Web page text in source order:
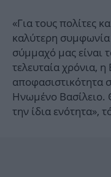
«Για τους πολίτες
καλύτερη συμφωνία
σύμμαχό μας είναι
τελευταία χρόνια, η
αποφασιστικότητα
Ηνωμένο Βασίλειο.
την ίδια ενότητα»,